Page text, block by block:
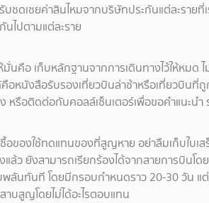
ชดเชยค่าสินไหมจากบริษัทประกันแต่ละรายที่
นไปตามแต่ละราย
นคือ เก็บหลักฐานจากการเดินทางไว้ให้หมด ไ
อหนังสือรับรองเที่ยวบินล่าช้าหรือเที่ยวบินที่
หรือติดต่อกับคอลล์เซ็นเตอร์เพื่อขอคำแนะน
องใช้ทดแทนของที่สูญหาย อย่าลืมเก็บใบเสร็
งแล้ว ยังสามารถเรียกร้องได้จากสายการบิน
พลันทันที โดยมีกรอบกำหนดราว 20-30 วัน แ
าบสูญโดยไม่ได้อะไรตอบแทน